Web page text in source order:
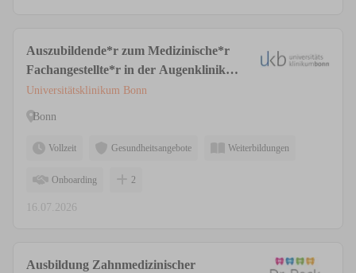
Auszubildende*r zum Medizinische*r
Fachangestellte*r in der Augenklinik
(m/w/d)
Universitätsklinikum Bonn
Bonn
Vollzeit Gesundheitsangebote Weiterbildungen
Onboarding 2
16.07.2026
Ausbildung Zahnmedizinischer